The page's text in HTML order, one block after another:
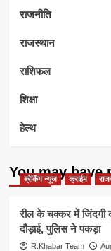
राजनीति
राजस्थान
राशिफल
शिक्षा
हेल्थ
You may have
ब्रेकिंग न्यूज क्राईम
रील के चक्कर में जिंदगी
दौड़ाई, पुलिस ने पकड़ा
R.Khabar Team